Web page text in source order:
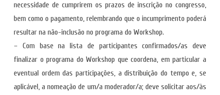
necessidade de cumprirem os prazos de inscrição no congresso,
bem como o pagamento, relembrando que o incumprimento poderá
resultar na não-inclusão no programa do Workshop.
– Com base na lista de participantes confirmados/as deve
finalizar o programa do Workshop que coordena, em particular a
eventual ordem das participações, a distribuição do tempo e, se
aplicável, a nomeação de um/a moderador/a; deve solicitar aos/às